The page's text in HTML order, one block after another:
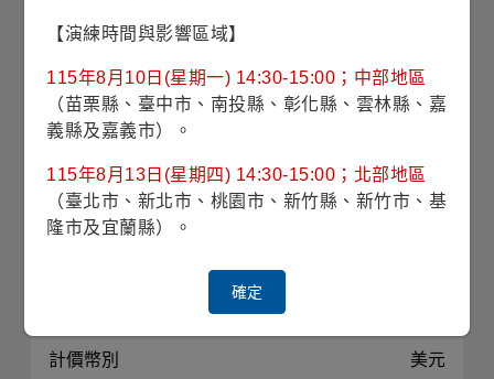
對應指數
S&P North American Natural
Resources Sector Index、S&P
Global Natural Resources Index
最高手續費
經理費 1.000%
計價幣別 美元
【演練時間與影響區域】
115年8月10日(星期一) 14:30-15:00；中部地區
（苗栗縣、臺中市、南投縣、彰化縣、雲林縣、嘉
義縣及嘉義市）。
115年8月13日(星期四) 14:30-15:00；北部地區
（臺北市、新北市、桃園市、新竹縣、新竹市、基
隆市及宜蘭縣）。
確定